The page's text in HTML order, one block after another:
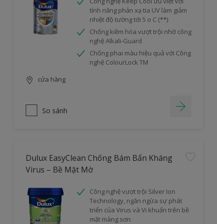
tính năng phản xạ tia UV làm giảm
nhiệt độ tường tới 5 o C (**)
Chống kiềm hóa vượt trội nhờ công
nghệ Alkali-Guard
Chống phai màu hiệu quả với Công
nghệ ColourLock TM
cửa hàng
So sánh
Dulux EasyClean Chống Bám Bẩn Kháng
Virus – Bề Mặt Mờ
Công nghệ vượt trội Silver Ion
Technology, ngăn ngừa sự phát
triển của Virus và Vi khuẩn trên bề
mặt màng sơn